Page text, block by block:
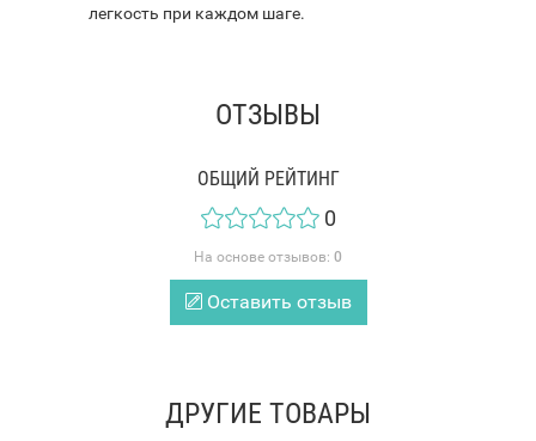
легкость при каждом шаге.
ОТЗЫВЫ
ОБЩИЙ РЕЙТИНГ
0
На основе отзывов: 0
Оставить отзыв
ДРУГИЕ ТОВАРЫ